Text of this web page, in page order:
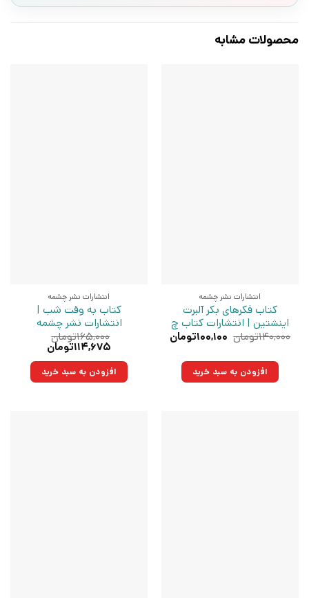
محصولات مشابه
انتشارات نشر چشمه
کتاب فکرهای بکر آلبرت
اینشتین | انتشارات کتاب چ
۱۴۰,۰۰۰تومان قیمت
بود.
۱۰۰,۱۰۰تومان
افزودن به سبد خرید
انتشارات نشر چشمه
کتاب به وقت شب |
انتشارات نشر چشمه
۱۶۵,۰۰۰تومان
قیمت
۱۶۵,۰۰۰تومان
بود.
۱۱۴,۶۷۵تومان
۱۱۴,۶۷۵تومان.افزودن به سبد خرید